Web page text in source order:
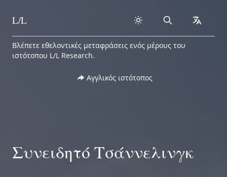
Skip to content
L/L Search
Βλέπετε εθελοντικές μεταφράσεις ενός μέρους του
ιστότοπου L/L Research.
Αγγλικός ιστότοπος
Συνειδητό Τσάννελινγκ